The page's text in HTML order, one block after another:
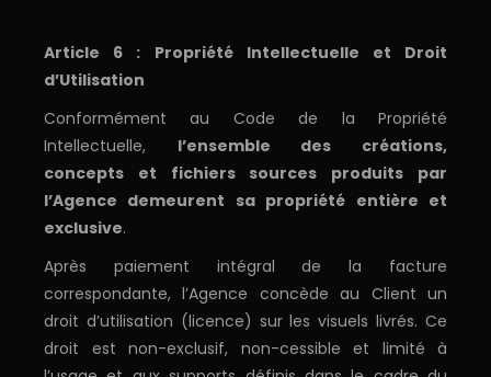
Article 6 : Propriété Intellectuelle et Droit
d’Utilisation
Conformément au Code de la Propriété
Intellectuelle, l’ensemble des créations,
concepts et fichiers sources produits par
l’Agence demeurent sa propriété entière et
exclusive.
Après paiement intégral de la facture
correspondante, l’Agence concède au Client un
droit d’utilisation (licence) sur les visuels livrés. Ce
droit est non-exclusif, non-cessible et limité à